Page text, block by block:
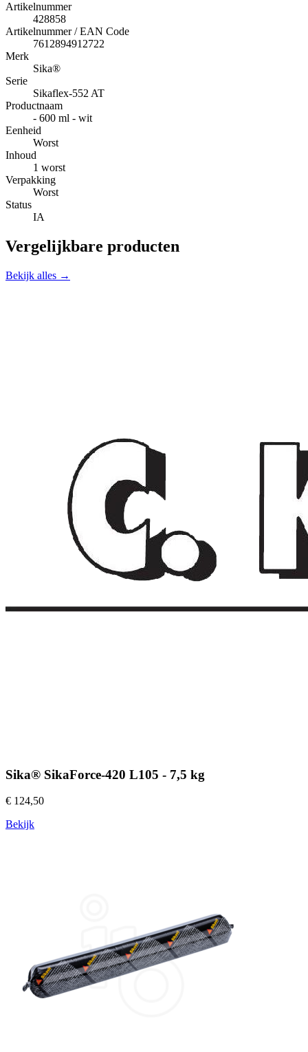
Artikelnummer
428858
Artikelnummer / EAN Code
7612894912722
Merk
Sika®
Serie
Sikaflex-552 AT
Productnaam
- 600 ml - wit
Eenheid
Worst
Inhoud
1 worst
Verpakking
Worst
Status
IA
Vergelijkbare producten
Bekijk alles →
Sika® SikaForce-420 L105 - 7,5 kg
€ 124,50
Bekijk